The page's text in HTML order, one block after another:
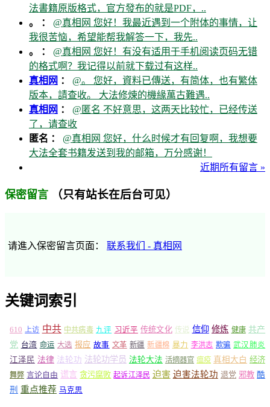
法書籍原版格式，官方發布的就是PDF，..
。 ： @真相网 您好！我最近遇到一个附体的事情，让
我很苦恼，希望能帮我解答一下，我先..
。 ： @真相网 您好！有没有适用于手机阅读页码无错
的格式啊？我记得以前就下载过有这样..
真相网 ： @。 您好，資料已傳送，有简体，也有繁体
版本，請查收。 大法修煉的機緣萬古難遇..
真相网 ： @匿名 不好意思，这两天比较忙，已经传送
了，请查收
匿名 ： @真相网 您好，什么时候才有回复啊，我想要
大法全套书籍发送到我的邮箱，万分感谢！
近期所有留言 »
保密留言 （只有站长在后台可见）
请進入保密留言页面： 联系我们 - 真相网
关键词索引
610 上访 中共 中共病毒 九评 习近平 传统文化 传说 信仰 修炼 健康 共产
党 台湾 命运 大选 报应 故事 文革 新疆 新疆棉 暴力 李洪志 欺骗 武汉肺炎
江泽民 法律 法轮功 法轮功学员 法轮大法 活摘器官 瘟疫 真相大白 经济
舞弊 言论自由 谎言 贪污腐败 起诉江泽民 迫害 迫害法轮功 退党 邪教 酷
刑 重点推荐 马克思